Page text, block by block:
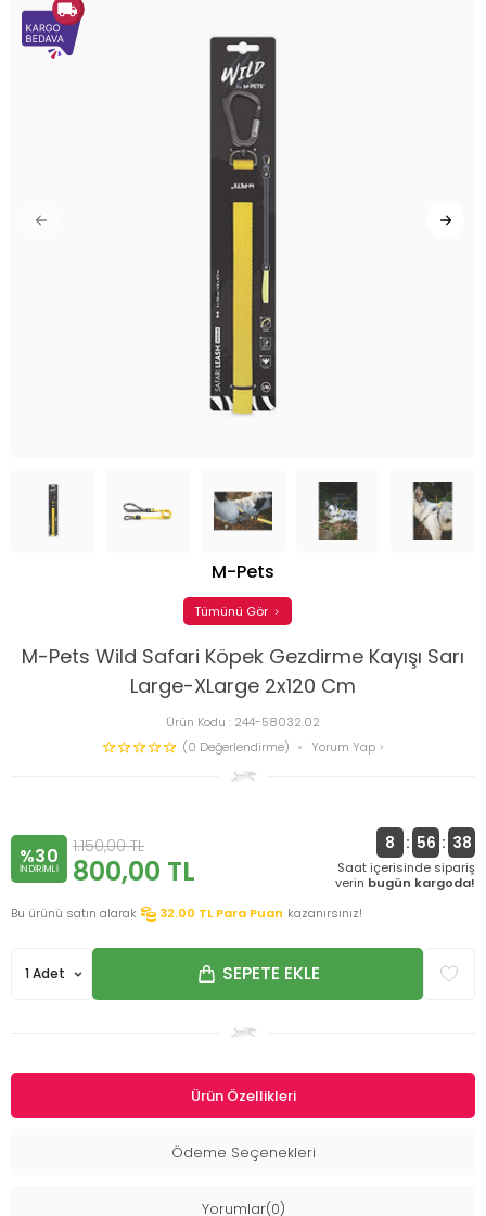
M-Pets Wild Safari Köpek Gezdirme Kayışı Sarı
Large-XLarge 2x120 Cm
Ürün Kodu : 244-58032.02
(0 Değerlendirme)
Yorum Yap
M-Pets
Tümünü Gör
%30
INDIRIMLI
1.150,00TL
800,00 TL
8 : 56 : 38
Saat içerisinde sipariş
verin bugün kargoda!
Bu ürünü satın alarak
32.00 TL Para Puan kazanırsınız!
SEPETE EKLE
Ürün Özellikleri
Ödeme Seçenekleri
Yorumlar(0)